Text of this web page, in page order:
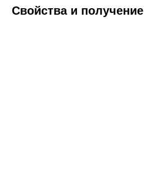
Свойства и получение